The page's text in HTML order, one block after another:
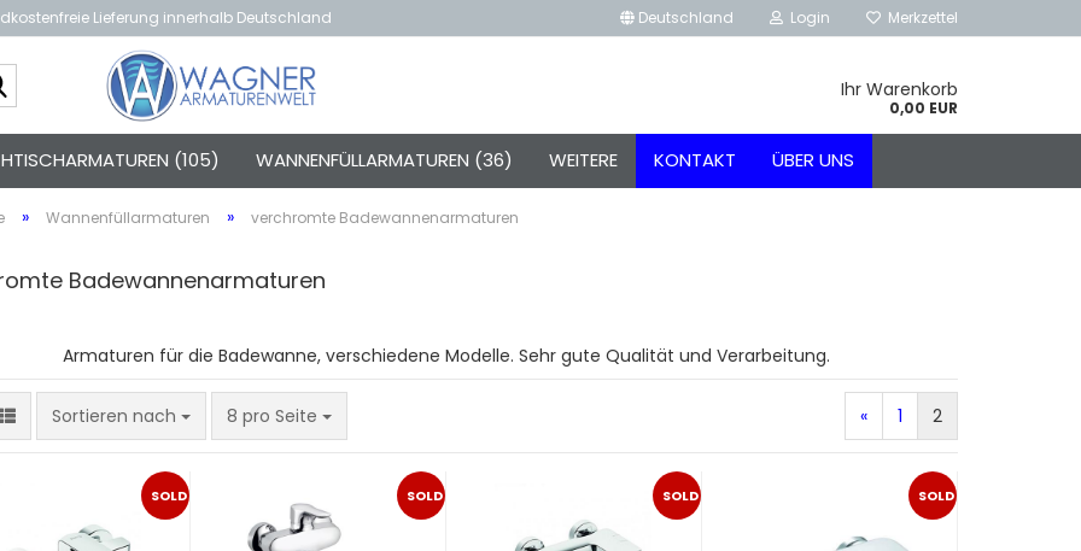
Lieferung innerhalb Deutschland Deutschland Login Merkzettel
Ihr Warenkorb
0,00 EUR
(105) WANNENFÜLLARMATUREN (36) KONTAKT ÜBER UNS
WEITERE
» Wannenfüllarmaturen » verchromte Badewannenarmaturen
Badewannenarmaturen
Armaturen für die Badewanne, verschiedene Modelle. Sehr gute Qualität und Verarbeitung.
Sortieren nach
Sortieren nach 8 pro Seite
pro Seite « 1 2
SOLD SOLD SOLD SOLD